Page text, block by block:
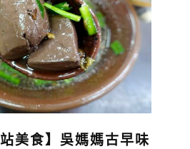
美食】吳媽媽古早味